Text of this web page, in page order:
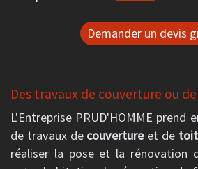
Demander un devis
Des travaux de couverture ou
L'Entreprise PRUD'HOMME prend
de travaux de couvertureet de
réaliser la pose et la rénovation